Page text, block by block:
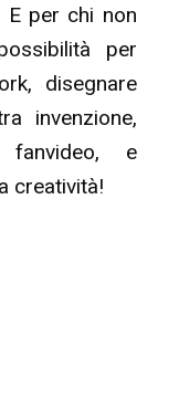
E per chi non
per
disegnare
invenzione,
fanvideo, e
creatività!